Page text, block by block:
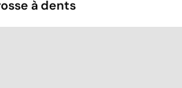
à dents